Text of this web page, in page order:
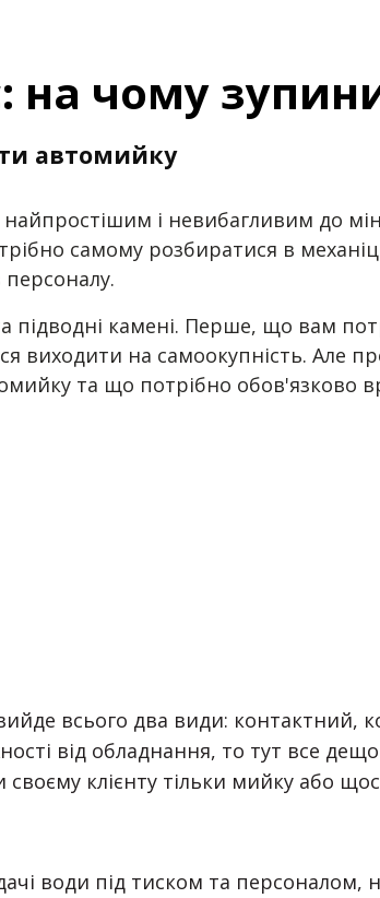
на чому
автомийку
і невибагливим до
самому розбиратися в
підводні камені. Перше, що вам
виходити на самоокупність. Але
та що потрібно обов'язково
всього два види:
від обладнання, то тут все
клієнту тільки мийку або
води під тиском та